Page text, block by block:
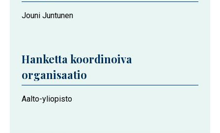
Jouni Juntunen
Hanketta koordinoiva
organisaatio
Aalto-yliopisto